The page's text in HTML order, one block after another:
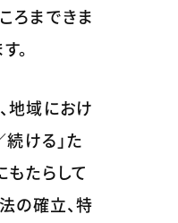
ろまできま
。
地域におけ
続ける」た
たらして
の確立、特